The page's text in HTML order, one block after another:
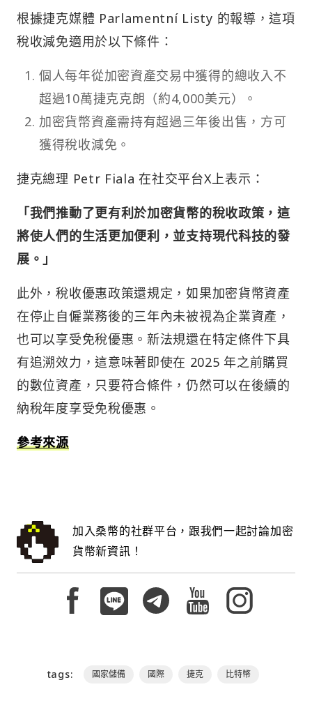
根據捷克媒體 Parlamentní Listy 的報導，這項
稅收減免適用於以下條件：
個人每年從加密資產交易中獲得的總收入不
超過10萬捷克克朗（約4,000美元）。
加密貨幣資產需持有超過三年後出售，方可
獲得稅收減免。
捷克總理 Petr Fiala 在社交平台X上表示：
「我們推動了更有利於加密貨幣的稅收政策，這
將使人們的生活更加便利，並支持現代科技的發
展。」
此外，稅收優惠政策還規定，如果加密貨幣資產
在停止自僱業務後的三年內未被視為企業資產，
也可以享受免稅優惠。新法規還在特定條件下具
有追溯效力，這意味著即使在 2025 年之前購買
的數位資產，只要符合條件，仍然可以在後續的
納稅年度享受免稅優惠。
參考來源
加入桑幣的社群平台，跟我們一起討論加密
貨幣新資訊！
tags: 國家儲備 國際 捷克 比特幣